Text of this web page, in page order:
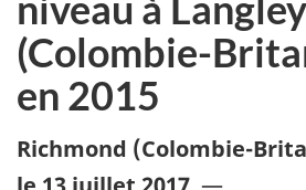
(Colombie-
en 2015
Richmond (Colombie-